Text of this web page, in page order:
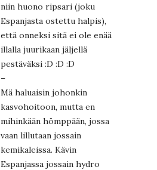
niin huono ripsari (joku
Espanjasta ostettu halpis),
että onneksi sitä ei ole enää
illalla juurikaan jäljellä
pestäväksi :D :D :D
–
Mä haluaisin johonkin
kasvohoitoon, mutta en
mihinkään hömppään, jossa
vaan lillutaan jossain
kemikaleissa. Kävin
Espanjassa jossain hydro